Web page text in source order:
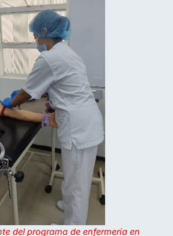
del programa de enfermería en